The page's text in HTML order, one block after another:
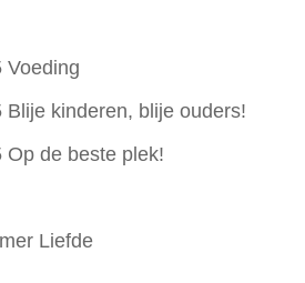
Voeding
Blije kinderen, blije ouders!
Op de beste plek!
Liefde